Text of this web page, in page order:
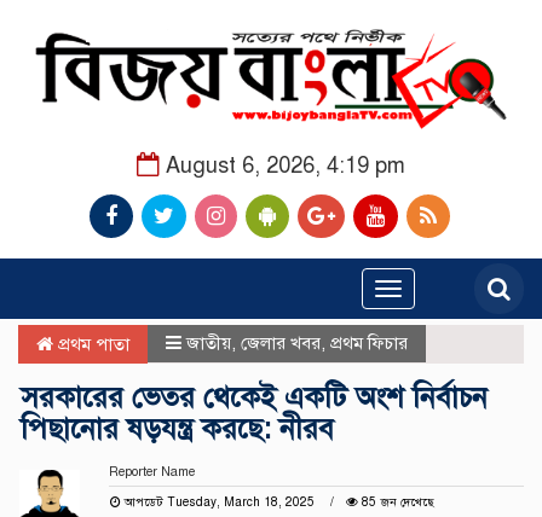
August 6, 2026, 4:19 pm
Toggle
navigation
প্রথম পাতা জাতীয় জেলার খবর প্রথম ফিচার
সরকারের ভেতর থেকেই একটি অংশ নির্বাচন
পিছানোর ষড়যন্ত্র করছে: নীরব
Reporter Name
আপডেট Tuesday, March 18, 2025
85 জন দেখেছে